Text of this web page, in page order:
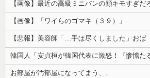
【画像】最近の高級ミニバンの顔キモすぎだ
【画像】「ワイらのゴマキ（３９）」
【悲報】美容師「…手は尽くしました」お
お部屋が汚部屋になってまう、、